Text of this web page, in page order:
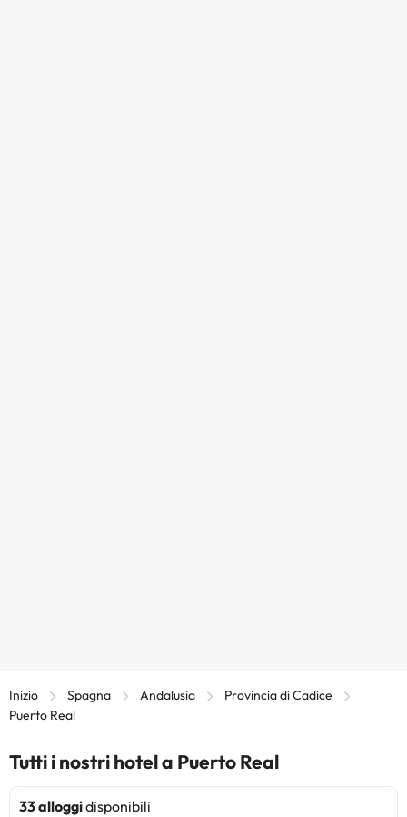
Inizio Spagna Andalusia
Provincia di Cadice
Puerto Real
Tutti i nostri hotel a Puerto Real
33 alloggidisponibili